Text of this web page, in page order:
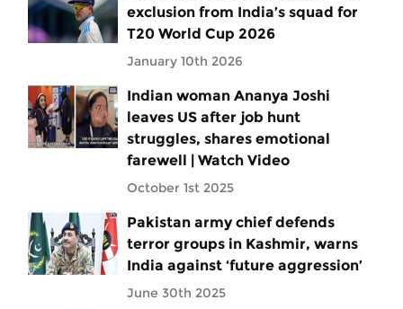
exclusion from India’s squad for
T20 World Cup 2026
January 10th 2026
Indian woman Ananya Joshi
leaves US after job hunt
struggles, shares emotional
farewell | Watch Video
October 1st 2025
Pakistan army chief defends
terror groups in Kashmir, warns
India against ‘future aggression’
June 30th 2025